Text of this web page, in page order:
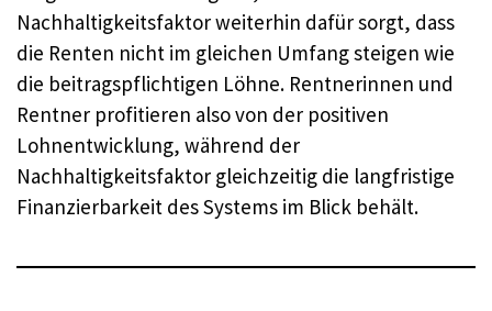
Nachhaltigkeitsfaktor weiterhin dafür sorgt, dass
die Renten nicht im gleichen Umfang steigen wie
die beitragspflichtigen Löhne. Rentnerinnen und
Rentner profitieren also von der positiven
Lohnentwicklung, während der
Nachhaltigkeitsfaktor gleichzeitig die langfristige
Finanzierbarkeit des Systems im Blick behält.